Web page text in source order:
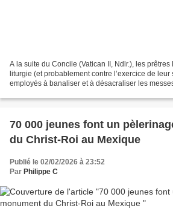
A la suite du Concile (Vatican II, Ndlr.), les
liturgie (et probablement contre l’exercice de
employés à banaliser et à désacraliser les
70 000 jeunes font un
du Christ-Roi au Mexique
Publié le 02/02/2026 à 23:52
Par Philippe C